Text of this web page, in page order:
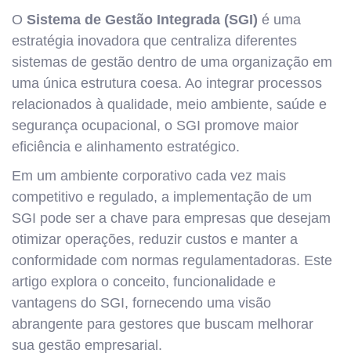
O Sistema de Gestão Integrada (SGI) é uma
estratégia inovadora que centraliza diferentes
sistemas de gestão dentro de uma organização em
uma única estrutura coesa. Ao integrar processos
relacionados à qualidade, meio ambiente, saúde e
segurança ocupacional, o SGI promove maior
eficiência e alinhamento estratégico.
Em um ambiente corporativo cada vez mais
competitivo e regulado, a implementação de um
SGI pode ser a chave para empresas que desejam
otimizar operações, reduzir custos e manter a
conformidade com normas regulamentadoras. Este
artigo explora o conceito, funcionalidade e
vantagens do SGI, fornecendo uma visão
abrangente para gestores que buscam melhorar
sua gestão empresarial.